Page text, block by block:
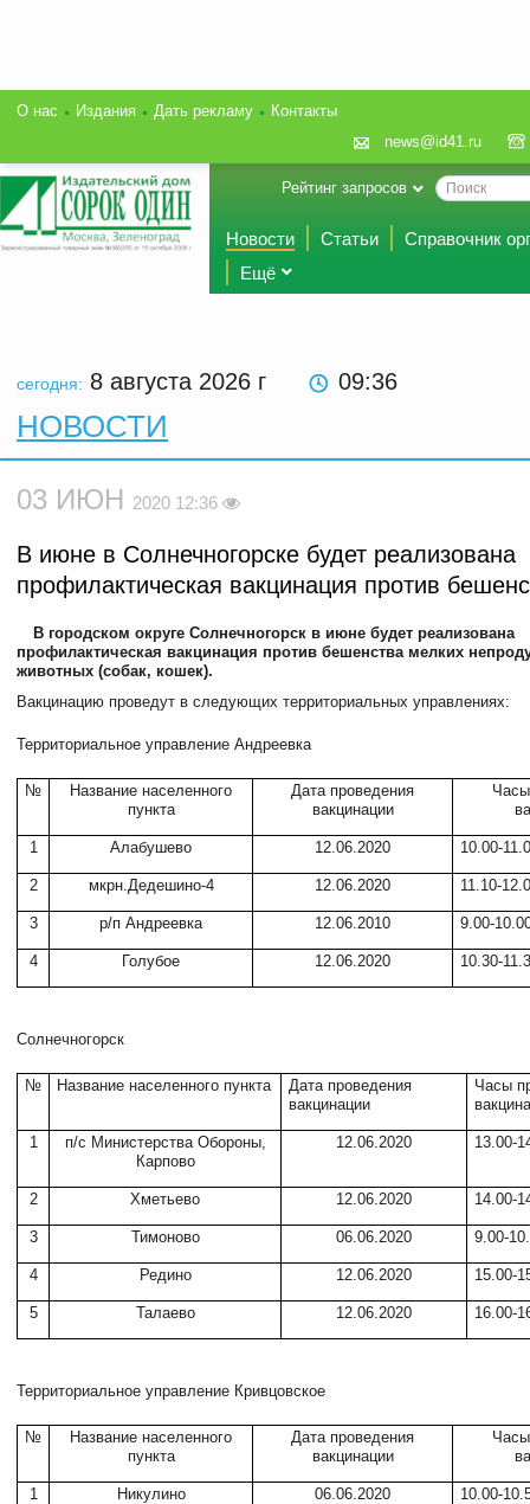
О нас Издания Дать рекламу
Контакты
news@id41.ru
Рейтинг запросов
Новости Статьи
Справочник
Ещё
сегодня: 8 августа 2026 г 09:36
НОВОСТИ
03 ИЮН 2020 12:36
В июне в Солнечногорске будет реализована
профилактическая вакцинация против
В городском округе Солнечногорск в июне будет реализована
профилактическая вакцинация против бешенства мелких
животных (собак, кошек).
Вакцинацию проведут в следующих территориальных управлениях:
Территориальное управление Андреевка
№
Название населенного
пункта
Дата проведения
вакцинации
1 Алабушево 12.06.2020 10.00-
2 мкрн.Дедешино-4 12.06.2020 11.10-
3 р/п Андреевка 12.06.2010 9.00-
4 Голубое 12.06.2020 10.30-
Солнечногорск
№ Название населенного пункта
Дата проведения
вакцинации
Часы
1
п/с Министерства Обороны,
Карпово
12.06.2020 13.00-
2 Хметьево 12.06.2020 14.00-
3 Тимоново 06.06.2020 9.00-
4 Редино 12.06.2020 15.00-
5 Талаево 12.06.2020 16.00-
Территориальное управление Кривцовское
№
Название населенного
пункта
Дата проведения
вакцинации
1 Никулино 06.06.2020 10.00-